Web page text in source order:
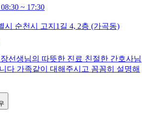
~ 17:30
시 순천시 고지1길 4, 2층 (가곡동)
선생님의 따뜻한 진료 친절한 간호사님
다 가족같이 대해주시고 꼼꼼히 설명해